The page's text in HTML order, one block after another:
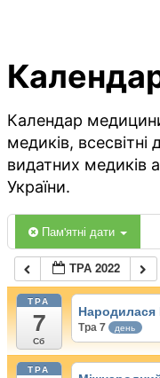
Календар
медиків,
видатних медиків
України.
Пам'ятні дати
ТРА 2022
ТРА
7
Сб
Народилася
Тра 7 день
ТРА